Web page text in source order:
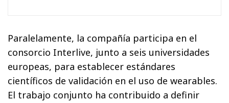
Paralelamente, la compañía participa en el
consorcio Interlive, junto a seis universidades
europeas, para establecer estándares
científicos de validación en el uso de wearables.
El trabajo conjunto ha contribuido a definir